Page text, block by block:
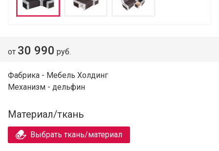
от 30 990 руб.
Фабрика - Мебель Холдинг
Механизм - дельфин
Материал/ткань
Выбрать ткань/материал